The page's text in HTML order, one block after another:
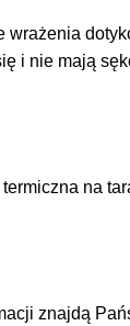
i nie mają
na
znajdą